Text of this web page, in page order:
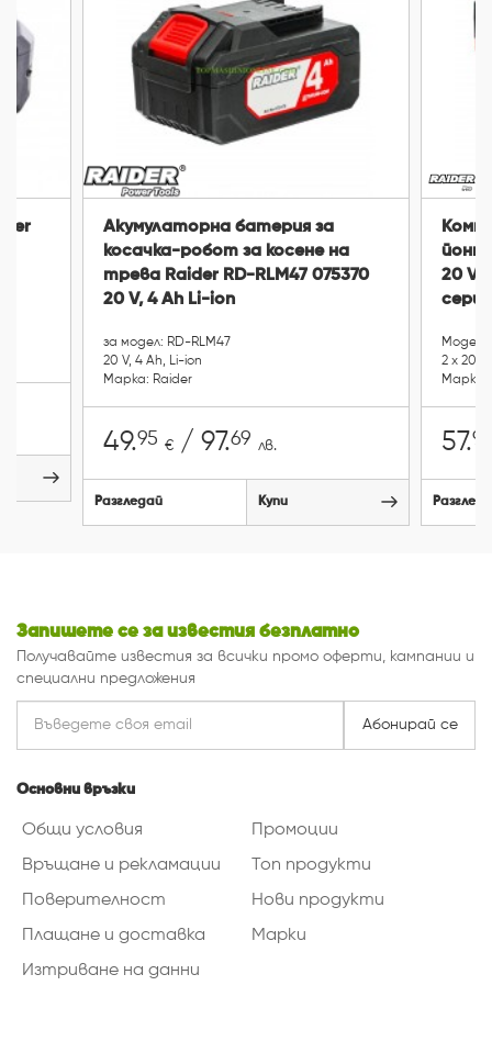
Акумулаторна батерия за
косачка-робот за косене на
трева Raider RD-RLM47 075370
20 V, 4 Ah Li-ion
за модел: RD-RLM47
20 V, 4 Ah, Li-ion
Марка: Raider
49.95 € / 97.69 лв.
Разгледай Купи
20 V,
Модел:
2 х 20
Марка:
57.95
Запишете се за известия безплатно
Получавайте известия за всички промо оферти, кампании и
специални предложения
Абонирай се
Основни връзки
Общи условия
Връщане и рекламации
Поверителност
Плащане и доставка
Изтриване на данни
Промоции
Топ продукти
Нови продукти
Марки